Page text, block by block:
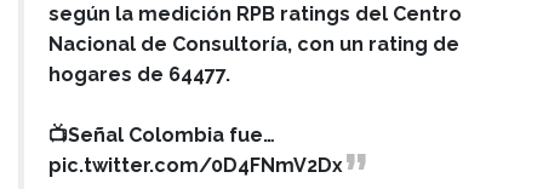
según la medición RPB ratings del Centro
Nacional de Consultoría, con un rating de
hogares de 64477.
📺Señal Colombia fue…
pic.twitter.com/0D4FNmV2Dx